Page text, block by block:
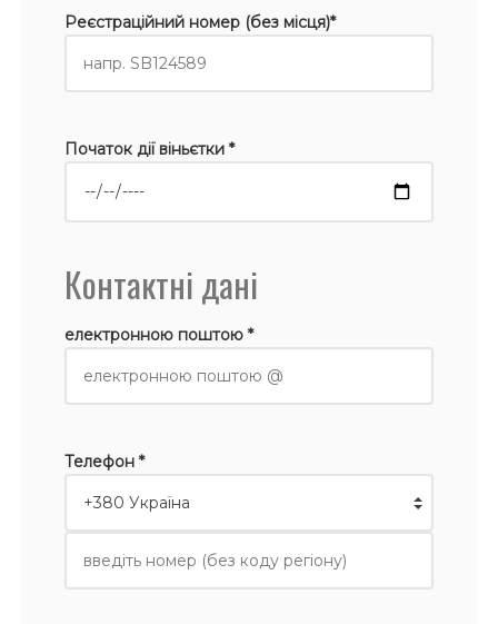
Реєстраційний номер (без місця)*
Початок дії віньєтки *
Контактні дані
електронною поштою *
Телефон *